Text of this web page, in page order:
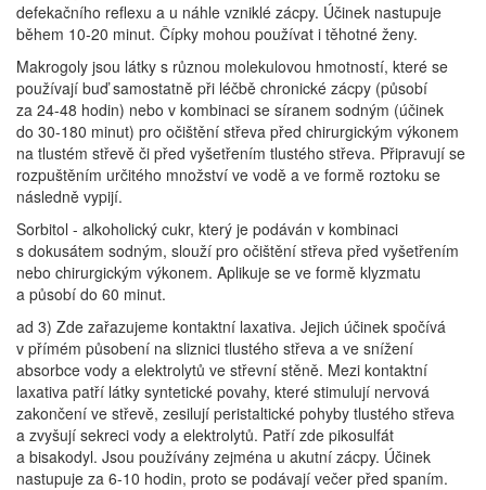
defekačního reflexu a u náhle vzniklé zácpy. Účinek nastupuje
během 10-20 minut. Čípky mohou používat i těhotné ženy.
Makrogoly jsou látky s různou molekulovou hmotností, které se
používají buď samostatně při léčbě chronické zácpy (působí
za 24-48 hodin) nebo v kombinaci se síranem sodným (účinek
do 30-180 minut) pro očištění střeva před chirurgickým výkonem
na tlustém střevě či před vyšetřením tlustého střeva. Připravují se
rozpuštěním určitého množství ve vodě a ve formě roztoku se
následně vypijí.
Sorbitol - alkoholický cukr, který je podáván v kombinaci
s dokusátem sodným, slouží pro očištění střeva před vyšetřením
nebo chirurgickým výkonem. Aplikuje se ve formě klyzmatu
a působí do 60 minut.
ad 3) Zde zařazujeme kontaktní laxativa. Jejich účinek spočívá
v přímém působení na sliznici tlustého střeva a ve snížení
absorbce vody a elektrolytů ve střevní stěně. Mezi kontaktní
laxativa patří látky syntetické povahy, které stimulují nervová
zakončení ve střevě, zesilují peristaltické pohyby tlustého střeva
a zvyšují sekreci vody a elektrolytů. Patří zde pikosulfát
a bisakodyl. Jsou používány zejména u akutní zácpy. Účinek
nastupuje za 6-10 hodin, proto se podávají večer před spaním.